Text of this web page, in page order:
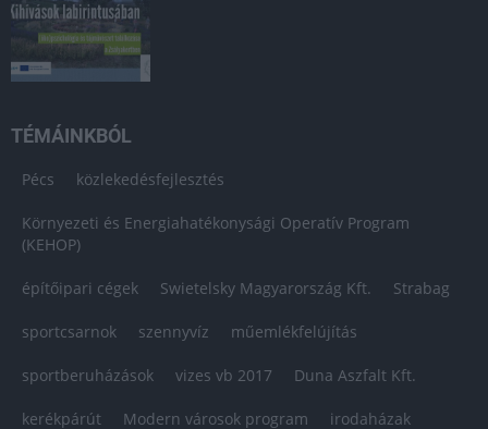
TÉMÁINKBÓL
Pécs közlekedésfejlesztés
Környezeti és Energiahatékonysági Operatív Program
(KEHOP)
építőipari cégek Swietelsky Magyarország Kft. Strabag
sportcsarnok szennyvíz műemlékfelújítás
sportberuházások vizes vb 2017 Duna Aszfalt Kft.
kerékpárút Modern városok program irodaházak